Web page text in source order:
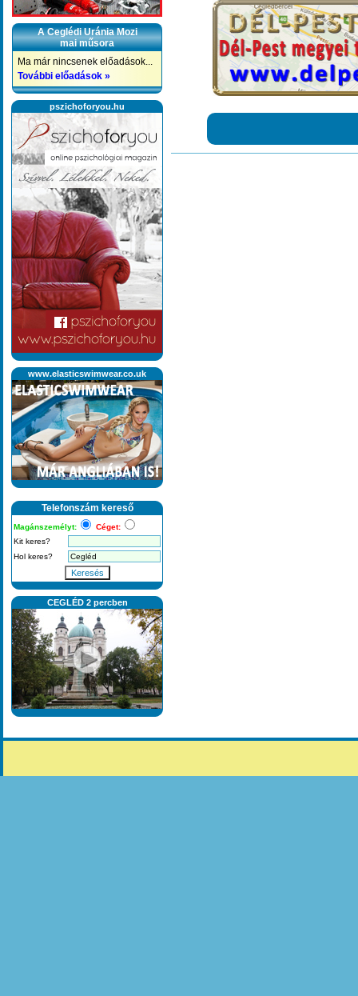
A Ceglédi Uránia Mozi
mai műsora
Ma már nincsenek előadások...
További előadások »
pszichoforyou.hu
www.elasticswimwear.co.uk
Telefonszám kereső
Magánszemélyt:
Céget:
Kit keres?
Hol keres?
Keresés
CEGLÉD 2 percben